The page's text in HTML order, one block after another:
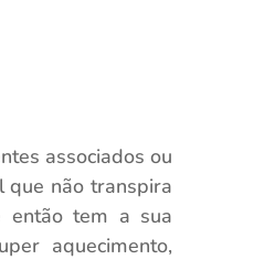
associados ou
que não transpira
então tem a sua
aquecimento,